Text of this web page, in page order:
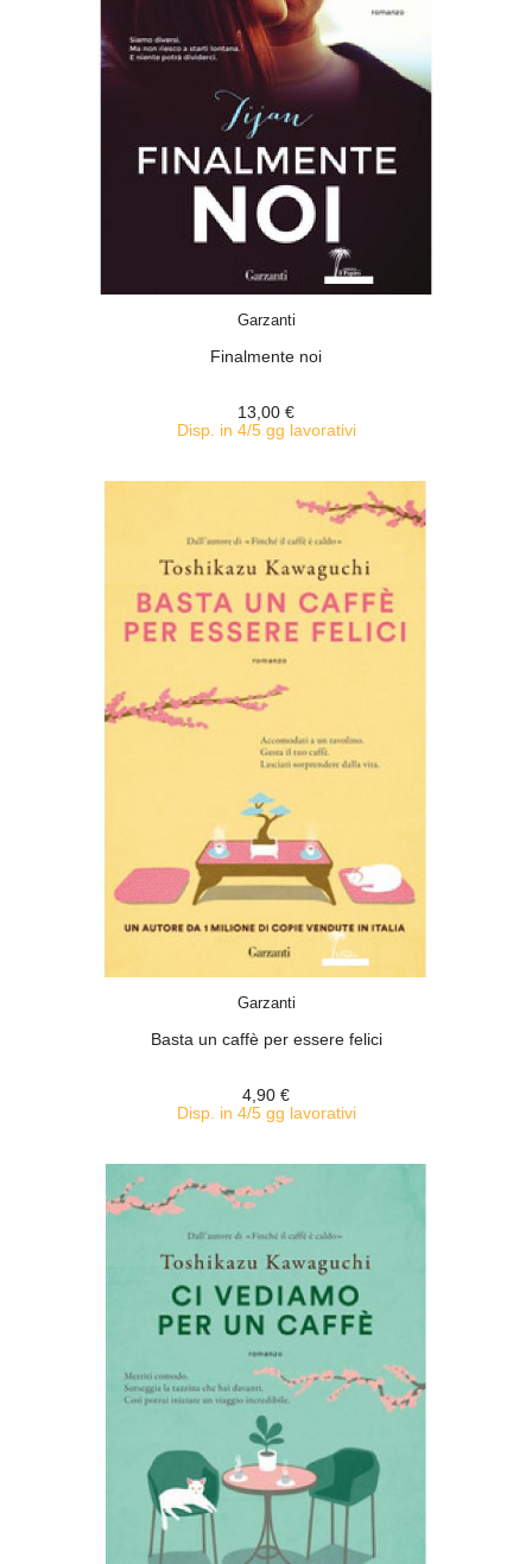
Garzanti
Finalmente noi
13,00 €
Disp. in 4/5 gg lavorativi
Garzanti
Basta un caffè per essere felici
4,90 €
Disp. in 4/5 gg lavorativi